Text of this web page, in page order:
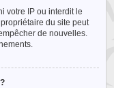
votre IP ou interdit le
du site peut
de nouvelles.